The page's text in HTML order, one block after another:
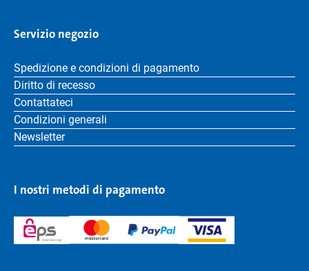
Servizio negozio
Spedizione e condizioni di pagamento
Diritto di recesso
Contattateci
Condizioni generali
Newsletter
I nostri metodi di pagamento